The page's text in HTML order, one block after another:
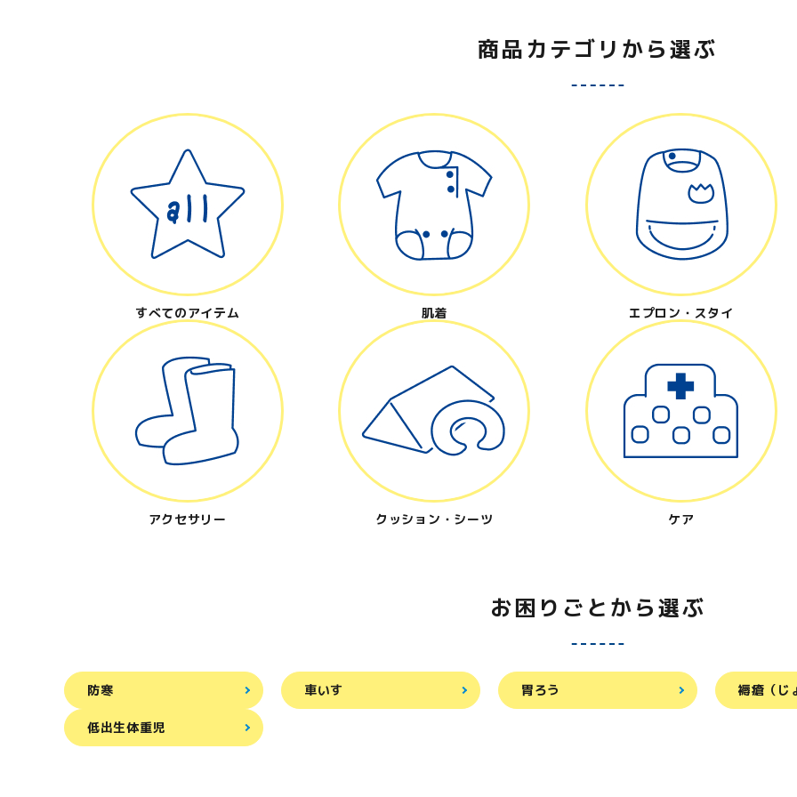
カテゴリー
商品カテゴリから選ぶ
すべてのアイテム 肌着 エプロン・スタイ
アクセサリー クッション・シーツ ケア
お困りごとから選ぶ
防寒 車いす 胃ろう 褥瘡（じ
低出生体重児